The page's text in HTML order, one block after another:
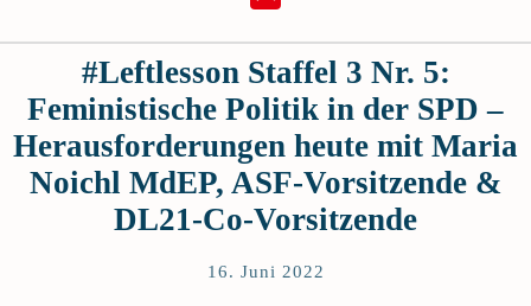
#Leftlesson Staffel 3 Nr. 5:
Feministische Politik in der SPD –
Herausforderungen heute mit Maria
Noichl MdEP, ASF-Vorsitzende &
DL21-Co-Vorsitzende
16. Juni 2022